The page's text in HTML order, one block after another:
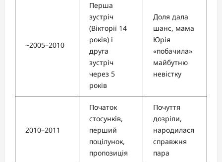
~2005–2010
Перша
зустріч
(Вікторії 14
років) і
друга
зустріч
через 5
років
Доля дала
шанс, мама
Юрія
«побачила»
майбутню
невістку
2010–2011
Початок
стосунків,
перший
поцілунок,
пропозиція
Почуття
дозріли,
народилася
справжня
пара